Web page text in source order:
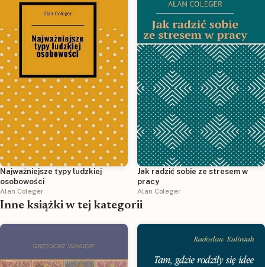
Najważniejsze typy ludzkiej
osobowości
Alan Coleger
Jak radzić sobie ze stresem w
pracy
Alan Coleger
Inne książki w tej kategorii